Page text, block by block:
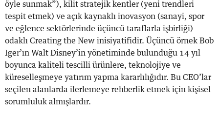
öyle sunmak”), kilit stratejik kentler (yeni trendleri
tespit etmek) ve açık kaynaklı inovasyon (sanayi, spor
ve eğlence sektörlerinde üçüncü taraflarla işbirliği)
odaklı Creating the New inisiyatifidir. Üçüncü örnek Bob
Iger’ın Walt Disney’in yönetiminde bulunduğu 14 yıl
boyunca kaliteli tescilli ürünlere, teknolojiye ve
küreselleşmeye yatırım yapma kararlılığıdır. Bu CEO’lar
seçilen alanlarda ilerlemeye rehberlik etmek için kişisel
sorumluluk almışlardır.